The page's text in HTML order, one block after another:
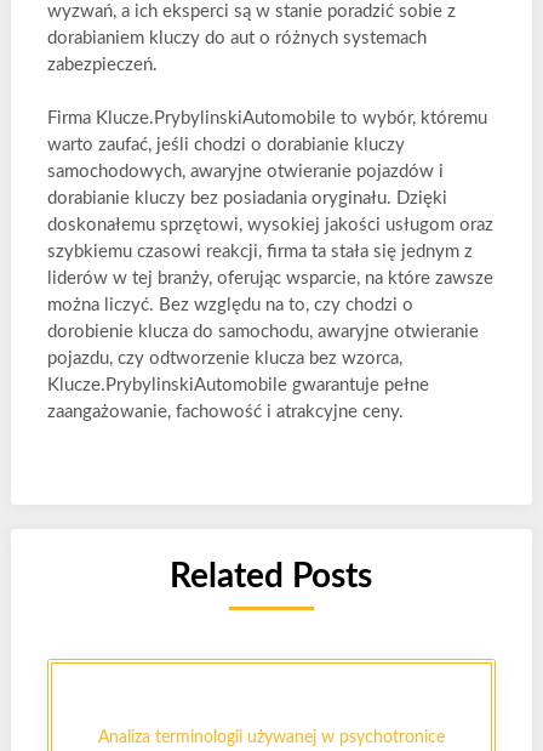
wyzwań, a ich eksperci są w stanie poradzić sobie z
dorabianiem kluczy do aut o różnych systemach
zabezpieczeń.
Firma Klucze.PrybylinskiAutomobile to wybór, któremu
warto zaufać, jeśli chodzi o dorabianie kluczy
samochodowych, awaryjne otwieranie pojazdów i
dorabianie kluczy bez posiadania oryginału. Dzięki
doskonałemu sprzętowi, wysokiej jakości usługom oraz
szybkiemu czasowi reakcji, firma ta stała się jednym z
liderów w tej branży, oferując wsparcie, na które zawsze
można liczyć. Bez względu na to, czy chodzi o
dorobienie klucza do samochodu, awaryjne otwieranie
pojazdu, czy odtworzenie klucza bez wzorca,
Klucze.PrybylinskiAutomobile gwarantuje pełne
zaangażowanie, fachowość i atrakcyjne ceny.
Related Posts
Analiza terminologii używanej w psychotronice